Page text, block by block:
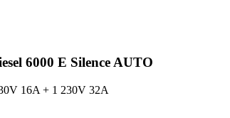
6000 E Silence AUTO
16A + 1 230V 32A